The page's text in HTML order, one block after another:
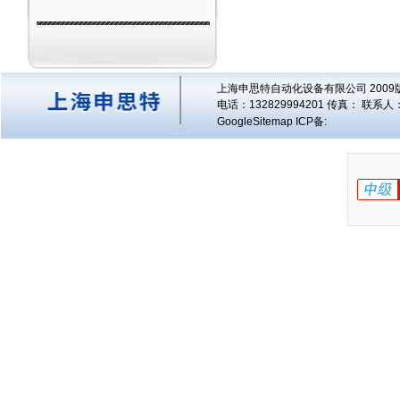
上海申思特自动化设备有限公司
电话：132829994201 传真： 联系人
GoogleSitemap ICP备: